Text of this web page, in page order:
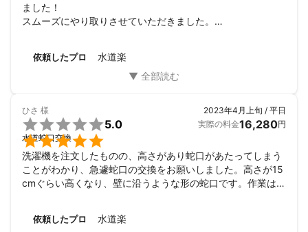
ました！
スムーズにやり取りさせていただきました。
またの機会によろしくお願いいたします。
依頼したプロ 水道楽
ひさ 様


5.0
水道蛇口交換
2023年4月上旬 / 平日
実際の料金16,280円
洗濯機を注文したものの、高さがあり蛇口があたってしまう
ことがわかり、急遽蛇口の交換をお願いしました。高さが15
cmぐらい高くなり、壁に沿うような形の蛇口です。作業はあ
ありがとうございました。また機会がありましたら、よろし
依頼したプロ 水道楽